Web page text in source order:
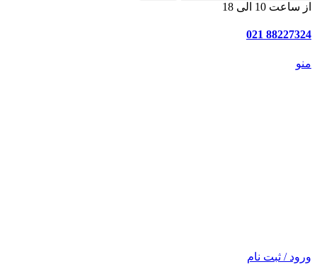
از ساعت 10 الی 18
88227324 021
منو
ورود / ثبت نام